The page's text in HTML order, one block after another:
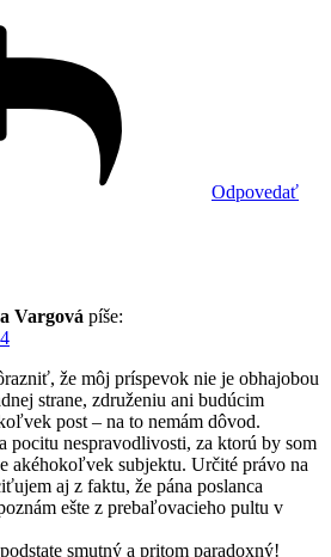
Odpovedať
Vargová píše:
že môj príspevok nie je obhajobou
strane, združeniu ani budúcim
post – na to nemám dôvod.
pocitu nespravodlivosti, za ktorú by som
akéhokoľvek subjektu. Určité právo na
aj z faktu, že pána poslanca
ešte z prebaľovacieho pultu v
smutný a pritom paradoxný!